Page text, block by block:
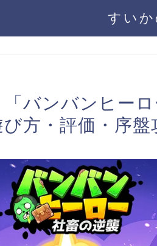
すい
「バンバンヒー
方・評価・序盤